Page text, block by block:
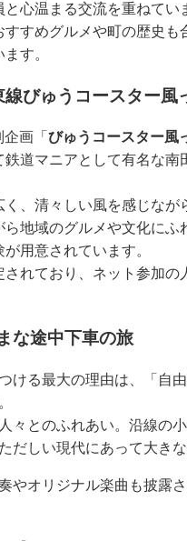
心温まる交流を重ねてい
すめグルメや町の歴史
す。
びゅうコースター風
画「 びゅうコースター風
道マニアとして有名な
、清々しい風を感じなが
地域のグルメや文化に
用意されています。
れており、ネット参加
な途中下車の旅
ける最大の理由は、「自
々とのふれあい。沿線の
だしい現代にあって大き
やオリジナル楽曲も披露